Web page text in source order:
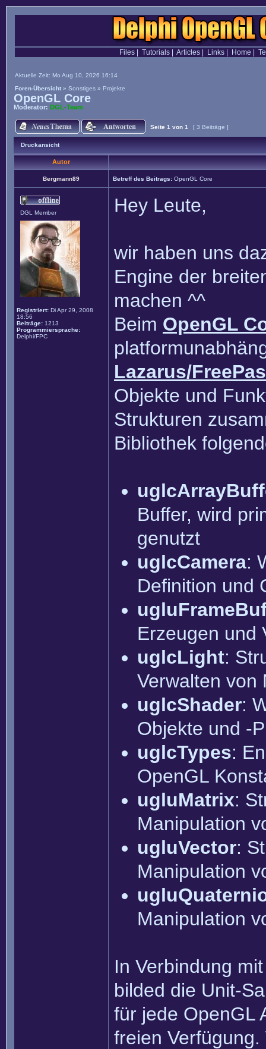
Files| Tutorials| Articles| Links| Home
Aktuelle Zeit: Mo Aug 10, 2026 16:14
Foren-Übersicht » Sonstiges » Projekte
OpenGL Core
Moderator: DGL-Team
Seite 1 von 1 [ 3 Beiträge ]
Druckansicht
Autor
Bergmann89 Betreff des Beitrags: OpenGL Core
DGL Member
Registriert: Di Apr 29, 2008
18:56
Beiträge: 1213
Programmiersprache:
Delphi/FPC
Hey Leute,
wir haben uns
Engine der
machen ^^
Beim OpenGL
Lazarus/
Objekte und
Strukturen
Bibliothek
Buffer, wird
genutzt
uglcCamera:
Definition und
Erzeugen und
uglcLight:
Verwalten von
uglcShader:
Objekte und -
uglcTypes:
OpenGL
ugluMatrix:
Manipulation
ugluVector:
Manipulation
Manipulation
In Verbindung
bilded die Unit-
für jede OpenGL
freien